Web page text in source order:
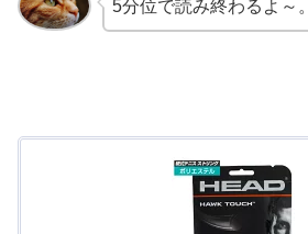
5分位で読み終わるよ～。